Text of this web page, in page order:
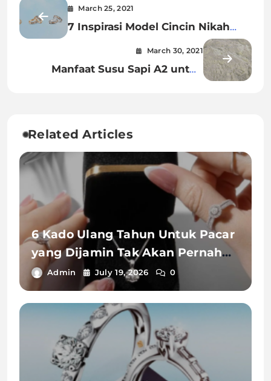
March 25, 2021
7 Inspirasi Model Cincin Nikah
March 30, 2021
Manfaat Susu Sapi A2 untuk
Related Articles
6 Kado Ulang Tahun Untuk Pacar
yang Dijamin Tak Akan Pernah
Terlupakan
Admin July 19, 2026 0